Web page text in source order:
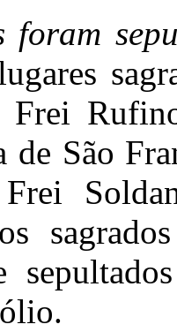
foram
Frei
de São